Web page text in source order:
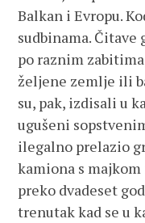
Balkan i Evropu.
sudbinama. Čitave
po raznim
željene zemlje ili
su, pak, izdisali u
ugušeni
ilegalno prelazio
kamiona s
preko dvadeset
trenutak kad se u